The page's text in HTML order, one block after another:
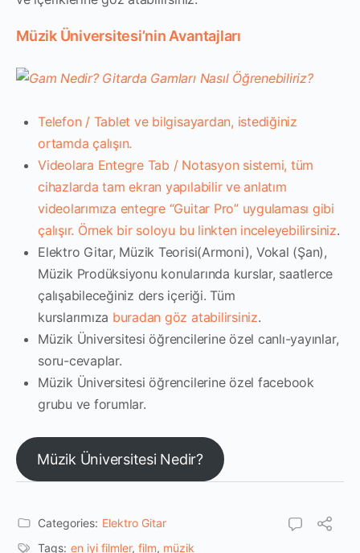
Müzik Üniversitesi’nin Avantajları
Telefon / Tablet ve bilgisayardan, istediğiniz
ortamda çalışın.
Videolara Entegre Tab / Notasyon sistemi, tüm
cihazlarda tam ekran yapılabilir ve anlatım
videolarımıza entegre “Guitar Pro” uygulaması gibi
çalışır. Örnek bir soloyu bu linkten inceleyebilirsiniz.
Elektro Gitar, Müzik Teorisi(Armoni), Vokal (Şan),
Müzik Prodüksiyonu konularında kurslar, saatlerce
çalışabileceğiniz ders içeriği. Tüm
kurslarımıza buradan göz atabilirsiniz.
Müzik Üniversitesi öğrencilerine özel canlı-yayınlar,
soru-cevaplar.
Müzik Üniversitesi öğrencilerine özel facebook
grubu ve forumlar.
Müzik Üniversitesi Nedir?
Categories: Elektro Gitar
Tags: en iyi filmler, film, müzik